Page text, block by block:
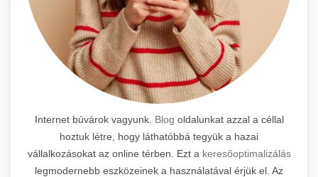
Internet búvárok vagyunk. Blog oldalunkat azzal a céllal
hoztuk létre, hogy láthatóbbá tegyük a hazai
vállalkozásokat az online térben. Ezt a keresőoptimalizálás
legmodernebb eszközeinek a használatával érjük el. Az